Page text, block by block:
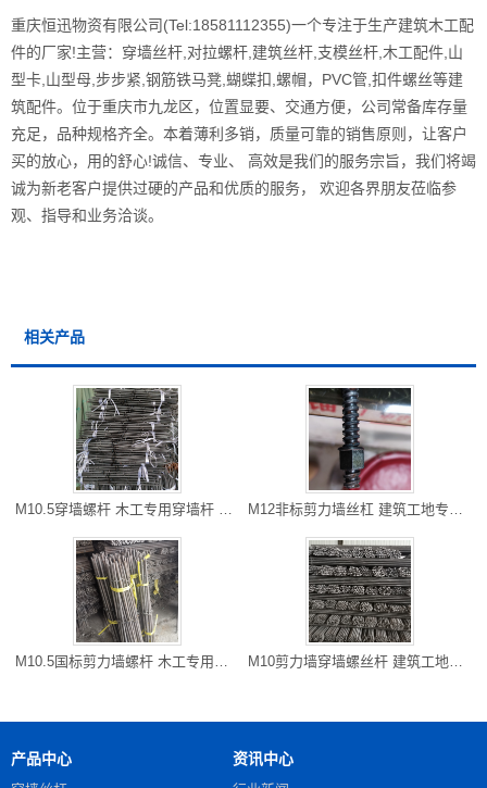
重庆恒迅物资有限公司(Tel:18581112355)一个专注于生产建筑木工配
件的厂家!主营：穿墙丝杆,对拉螺杆,建筑丝杆,支模丝杆,木工配件,山
型卡,山型母,步步紧,钢筋铁马凳,蝴蝶扣,螺帽，PVC管,扣件螺丝等建
筑配件。位于重庆市九龙区，位置显要、交通方便，公司常备库存量
充足，品种规格齐全。本着薄利多销，质量可靠的销售原则，让客户
买的放心，用的舒心!诚信、专业、 高效是我们的服务宗旨，我们将竭
诚为新老客户提供过硬的产品和优质的服务， 欢迎各界朋友莅临参
观、指导和业务洽谈。
相关产品
M10.5穿墙螺杆 木工专用穿墙杆 开县厂家直销 长度可以切割 M12非标剪力墙丝杠 建筑工地专用防水对拉粗牙穿墙螺栓 雅安现货
M10.5国标剪力墙螺杆 木工专用对拉螺杆 万州区螺杆厂家 可以走专 M10剪力墙穿墙螺丝杆 建筑工地常用 铜梁批发 可以专车到工地
产品中心 资讯中心